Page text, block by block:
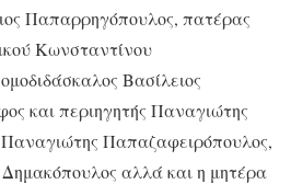
Παπαρρηγόπουλος, πατέρας
Κωνσταντίνου
Βασίλειος
και περιηγητής Παναγιώτης
Παπαζαφειρόπουλος,
αλλά και η μητέρα